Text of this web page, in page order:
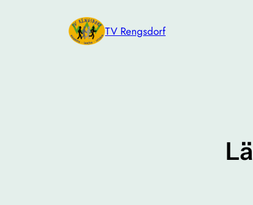
TV Rengsdorf